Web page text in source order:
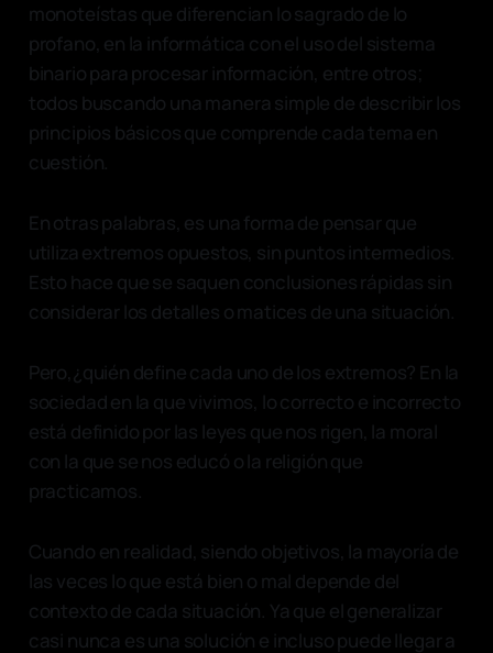
monoteístas que diferencian lo sagrado de lo
profano, en la informática con el uso del sistema
binario para procesar información, entre otros;
todos buscando una manera simple de describir los
principios básicos que comprende cada tema en
cuestión.
En otras palabras, es una forma de pensar que
utiliza extremos opuestos, sin puntos intermedios.
Esto hace que se saquen conclusiones rápidas sin
considerar los detalles o matices de una situación.
Pero,¿quién define cada uno de los extremos? En la
sociedad en la que vivimos, lo correcto e incorrecto
está definido por las leyes que nos rigen, la moral
con la que se nos educó o la religión que
practicamos.
Cuando en realidad, siendo objetivos, la mayoría de
las veces lo que está bien o mal depende del
contexto de cada situación. Ya que el generalizar
casi nunca es una solución e incluso puede llegar a